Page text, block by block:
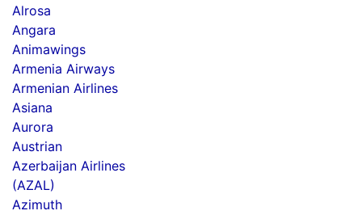
Alrosa
Angara
Animawings
Armenia Airways
Armenian Airlines
Asiana
Aurora
Austrian
Azerbaijan Airlines
(AZAL)
Azimuth